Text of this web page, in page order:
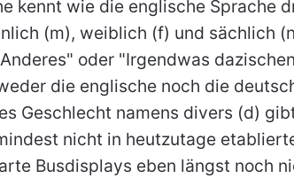
kennt wie die englische Sprache
(m), weiblich (f) und sächlich
oder "Irgendwas
die englische noch die
Geschlecht namens divers (d)
nicht in heutzutage
Busdisplays eben längst noch